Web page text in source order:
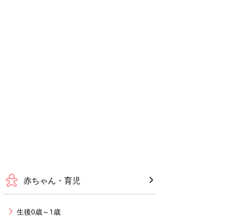
赤ちゃん・育児
生後0歳～1歳